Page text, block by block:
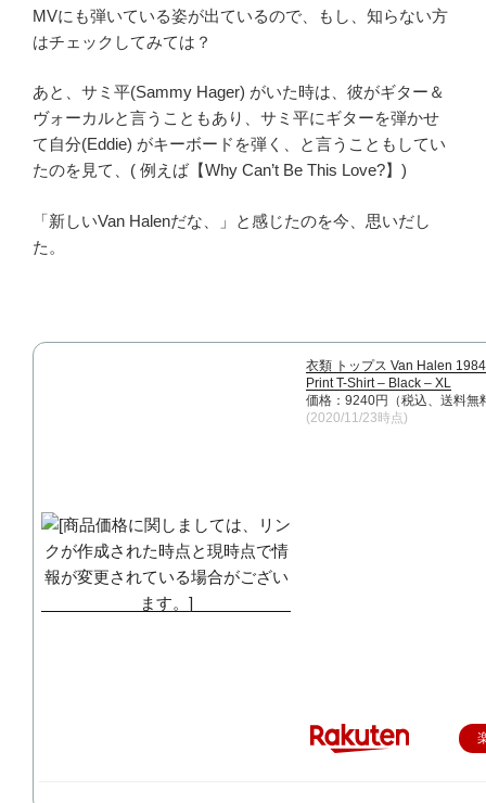
MVにも弾いている姿が出ているので、もし、知らない方
はチェックしてみては？
あと、サミ平(Sammy Hager) がいた時は、彼がギター＆
ヴォーカルと言うこともあり、サミ平にギターを弾かせ
て自分(Eddie) がキーボードを弾く、と言うこともしてい
たのを見て、( 例えば【Why Can’t Be This Love?】)
「新しいVan Halenだな、」と感じたのを今、思いだし
た。
衣類 トップス Van Halen
Print T-Shirt – Black – XL
価格：9240円（税込、送料無
(2020/11/23時点)